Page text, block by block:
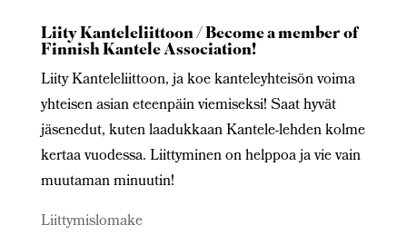
Liity Kanteleliittoon / Become a member of
Finnish Kantele Association!
Liity Kanteleliittoon, ja koe kanteleyhteisön voima
yhteisen asian eteenpäin viemiseksi! Saat hyvät
jäsenedut, kuten laadukkaan Kantele-lehden kolme
kertaa vuodessa. Liittyminen on helppoa ja vie vain
muutaman minuutin!
Liittymislomake